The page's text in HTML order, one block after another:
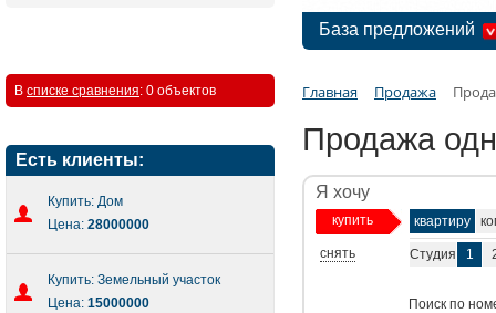
База предложений
В списке сравнения: 0 объектов
Есть клиенты:
Купить: Дом
Цена: 28000000
Купить: Земельный участок
Цена: 15000000
Главная Продажа
Продажа
Я хочу
купить
снять
квартиру
Студия 1
Поиск по